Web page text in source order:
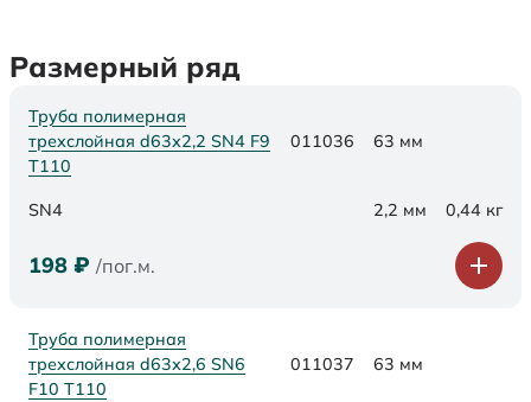
Размерный ряд
Труба полимерная
трехслойная d63х2,2 SN4 F9
Т110
011036 63 мм
SN4 2,2 мм 0,44 кг
198 ₽ /пог.м.
Труба полимерная
трехслойная d63х2,6 SN6
F10 Т110
011037 63 мм